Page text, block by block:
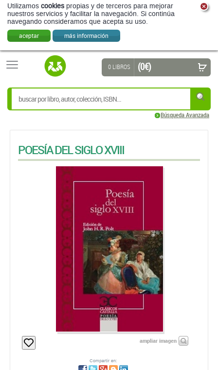
Utilizamos cookies propias y de terceros para mejorar
nuestros servicios y facilitar la navegación. Si continúa
navegando consideramos que acepta su uso.
aceptar más información
Búsqueda Avanzada
0 LIBROS (0 €)
POESÍA DEL SIGLO XVIII
ampliar imagen
Compartir en: